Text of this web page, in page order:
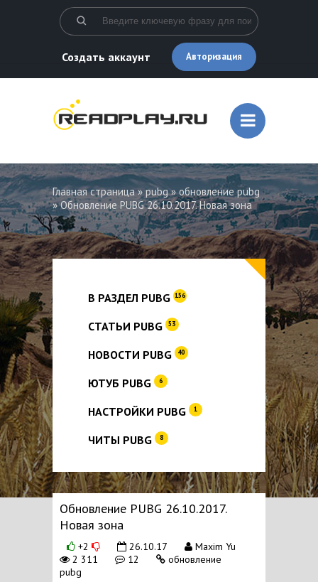
Создать аккаунт Авторизация
Главная страница» pubg»обновление pubg
» Обновление PUBG 26.10.2017. Новая зона
В РАЗДЕЛ PUBG 156
СТАТЬИ PUBG 53
НОВОСТИ PUBG 40
ЮТУБ PUBG 6
НАСТРОЙКИ PUBG 1
ЧИТЫ PUBG 8
Обновление PUBG 26.10.2017.
Новая зона
+2 26.10.17
Maxim Yu
2 311
12
обновление
pubg